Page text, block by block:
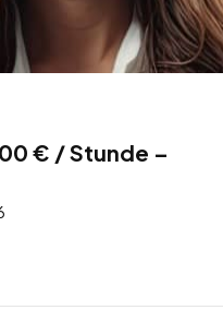
€ / Stunde –